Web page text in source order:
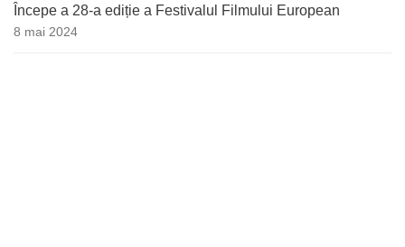
Începe a 28-a ediție a Festivalul Filmului European
8 mai 2024